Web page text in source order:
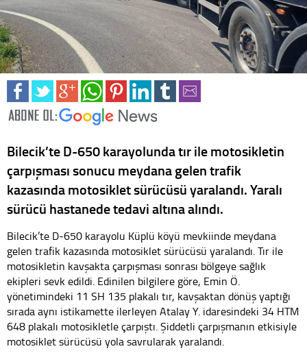
Bilecik’te D-650 karayolunda tır ile motosikletin
çarpışması sonucu meydana gelen trafik
kazasında motosiklet sürücüsü yaralandı. Yaralı
sürücü hastanede tedavi altına alındı.
Bilecik’te D-650 karayolu Küplü köyü mevkiinde meydana
gelen trafik kazasında motosiklet sürücüsü yaralandı. Tır ile
motosikletin kavşakta çarpışması sonrası bölgeye sağlık
ekipleri sevk edildi. Edinilen bilgilere göre, Emin Ö.
yönetimindeki 11 SH 135 plakalı tır, kavşaktan dönüş yaptığı
sırada aynı istikamette ilerleyen Atalay Y. idaresindeki 34 HTM
648 plakalı motosikletle çarpıştı. Şiddetli çarpışmanın etkisiyle
motosiklet sürücüsü yola savrularak yaralandı.